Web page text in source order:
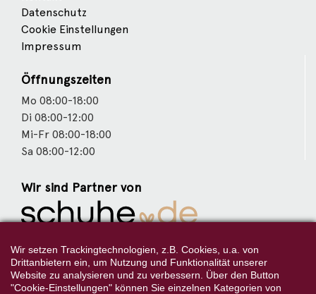
Datenschutz
Cookie Einstellungen
Impressum
Öffnungszeiten
Mo 08:00-18:00
Di 08:00-12:00
Mi-Fr 08:00-18:00
Sa 08:00-12:00
Wir sind Partner von
Weitere Partner
Wir setzen Trackingtechnologien, z.B. Cookies, u.a. von
Drittanbietern ein, um Nutzung und Funktionalität unserer
Website zu analysieren und zu verbessern. Über den Button
"Cookie-Einstellungen" können Sie einzelnen Kategorien von